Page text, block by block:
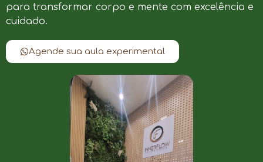
para transformar corpo e mente com excelência e
cuidado.
Agende sua aula experimental